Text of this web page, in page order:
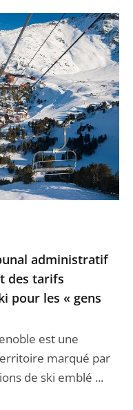
administratif
des tarifs
pour les « gens
est une
marqué par
de ski emblé ...